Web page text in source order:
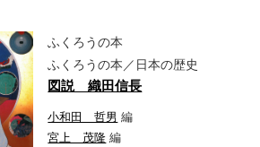
ふくろうの本
ふくろうの本／日本の歴史
図説 織田信長
小和田 哲男 編
宮上 茂隆 編